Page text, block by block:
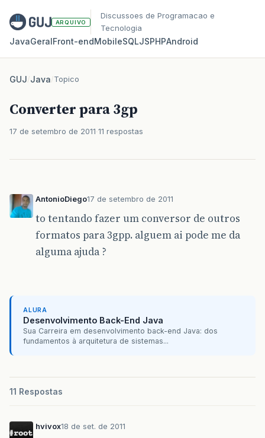
ARQUIVO
Discussoes de Programacao e
Tecnologia
JavaGeralFront‑endMobileSQLJSPHPAndroid
GUJ/Java/Topico
Converter para 3gp
17 de setembro de 2011 11 respostas
AntonioDiego17 de setembro de 2011
to tentando fazer um conversor de outros
formatos para 3gpp. alguem ai pode me da
alguma ajuda ?
ALURA
Desenvolvimento Back-End Java
Sua Carreira em desenvolvimento back-end Java: dos
fundamentos à arquitetura de sistemas...
11 Respostas
hvivox18 de set. de 2011